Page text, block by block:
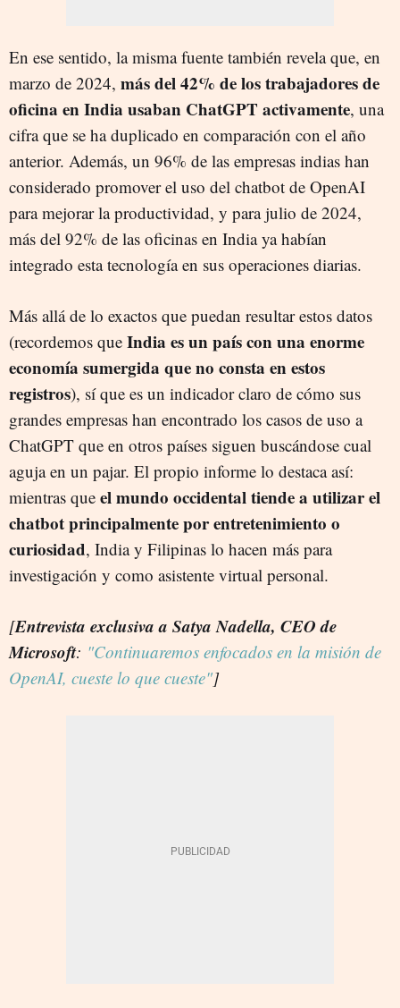
En ese sentido, la misma fuente también revela que, en
marzo de 2024, más del 42% de los trabajadores de
oficina en India usaban ChatGPT activamente, una
cifra que se ha duplicado en comparación con el año
anterior. Además, un 96% de las empresas indias han
considerado promover el uso del chatbot de OpenAI
para mejorar la productividad, y para julio de 2024,
más del 92% de las oficinas en India ya habían
integrado esta tecnología en sus operaciones diarias.
Más allá de lo exactos que puedan resultar estos datos
(recordemos que India es un país con una enorme
economía sumergida que no consta en estos
registros), sí que es un indicador claro de cómo sus
grandes empresas han encontrado los casos de uso a
ChatGPT que en otros países siguen buscándose cual
aguja en un pajar. El propio informe lo destaca así:
mientras que el mundo occidental tiende a utilizar el
chatbot principalmente por entretenimiento o
curiosidad, India y Filipinas lo hacen más para
investigación y como asistente virtual personal.
[Entrevista exclusiva a Satya Nadella, CEO de
Microsoft: "Continuaremos enfocados en la misión de
OpenAI, cueste lo que cueste"]